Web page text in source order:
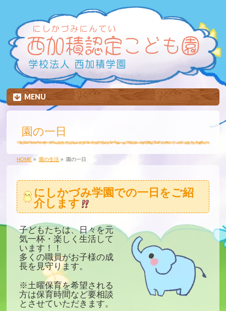
MENU
園の一日
HOME » 園の生活 » 園の一日
にしかづみ学園での一日をご紹
介します
子どもたちは、日々を元
気一杯・楽しく生活して
います！！
多くの職員がお子様の成
長を見守ります。
※土曜保育を希望される
方は保育時間など要相談
とさせていただきます。